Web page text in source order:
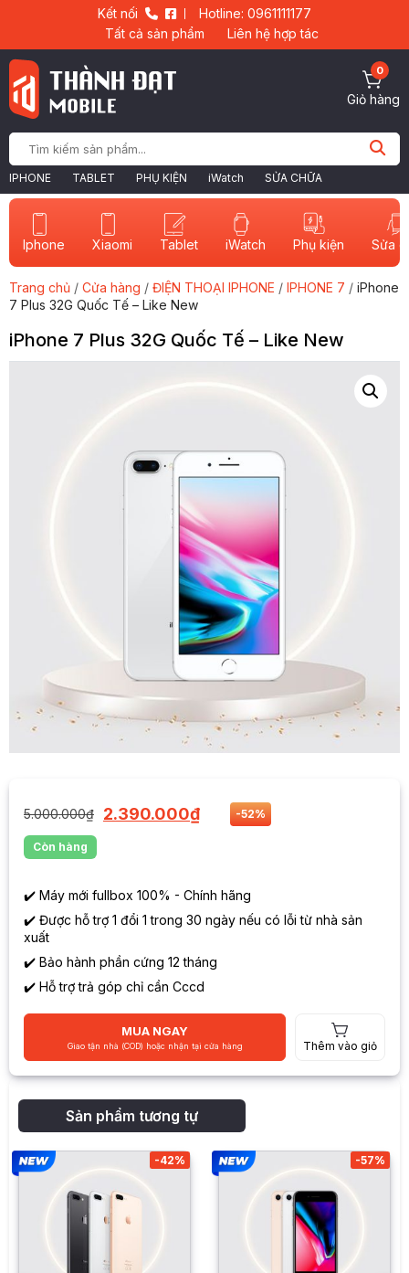
Kết nối
Hotline: 0961111177
Tất cả sản phẩm
Liên hệ hợp tác
IPHONE TABLET PHỤ KIỆN iWatch SỬA CHỮA
0
Giỏ hàng
Iphone Xiaomi Tablet iWatch Phụ kiện Sửa
Trang chủ / Cửa hàng / ĐIỆN THOẠI IPHONE / IPHONE 7 / iPhone
7 Plus 32G Quốc Tế – Like New
iPhone 7 Plus 32G Quốc Tế – Like New
5.000.000₫ 2.390.000₫ -52%
Còn hàng
✔️ Máy mới fullbox 100% - Chính hãng
✔️ Được hỗ trợ 1 đổi 1 trong 30 ngày nếu có lỗi từ nhà sản
xuất
✔️ Bảo hành phần cứng 12 tháng
✔️ Hỗ trợ trả góp chỉ cần Cccd
MUA NGAY
Giao tận nhà (COD) hoặc nhận tại cửa hàng Thêm vào giỏ
Sản phẩm tương tự
-42% -57%